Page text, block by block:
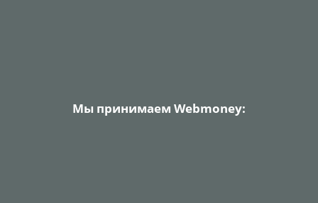
Мы принимаем Webmoney: